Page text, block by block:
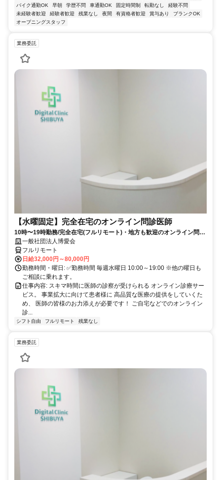
バイク通勤OK
早朝 学歴不問 車通勤OK 固定時間制 転勤なし
経験不問
未経験者歓迎
経験者歓迎 残業なし 夜間 有資格者歓迎 賞与あり
ブランクOK
オープニングスタッフ
業務委託
【水曜固定】完全在宅のオンライン問診医師
10時〜19時勤務/完全在宅(フルリモート)・地方も歓迎のオンライン問診
業務一般社団法人博愛会
フルリモート
日給32,000円～80,000円
勤務時間・曜日: ✅勤務時間 毎週水曜日 10:00～19:00 ※他の曜日も
ご相談に乗れます。
仕事内容: スキマ時間に医師の診察が受けられる オンライン診療サー
ビス。 事業拡大に向けて患者様に 高品質な医療の提供をしていくた
め、 医師の皆様のお力添えが必要です！ ご自宅などでのオンライン
診...
シフト自由 フルリモート 残業なし
業務委託